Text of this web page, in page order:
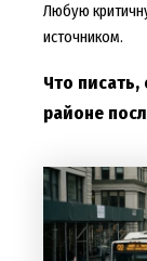
Любую
источником.
Что писать,
районе